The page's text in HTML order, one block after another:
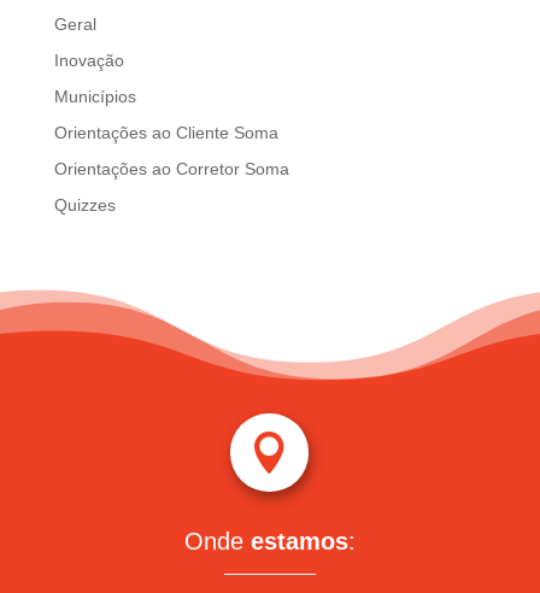
Geral
Inovação
Municípios
Orientações ao Cliente Soma
Orientações ao Corretor Soma
Quizzes

Onde estamos: